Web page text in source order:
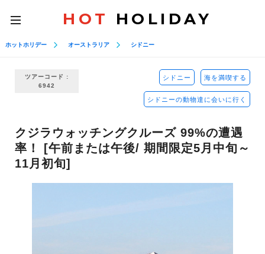
toggle
navigation
HOT HOLIDAY
ホットホリデー オーストラリア シドニー
ツアーコード :
6942
シドニー 海を満喫する
シドニーの動物達に会いに行く
クジラウォッチングクルーズ 99%の遭遇
率！ [午前または午後/ 期間限定5月中旬～
11月初旬]